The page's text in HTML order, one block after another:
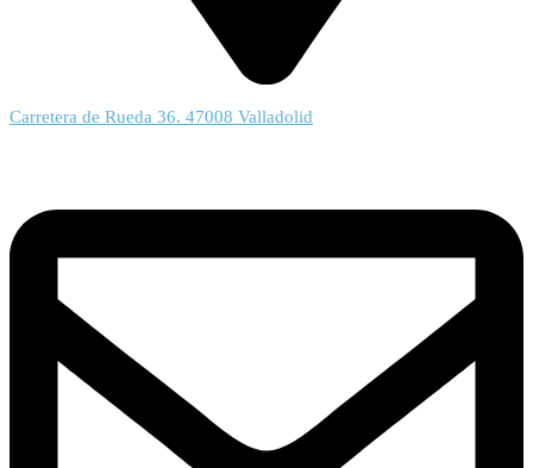
Carretera de Rueda 36. 47008 Valladolid